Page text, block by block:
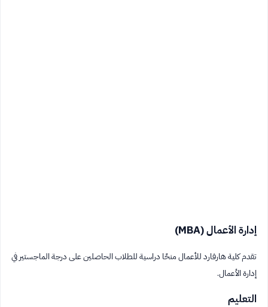
إدارة الأعمال (MBA)
تقدم كلية هارفارد للأعمال منحًا دراسية للطلاب الحاصلين على درجة الماجستير في
إدارة الأعمال.
التعليم